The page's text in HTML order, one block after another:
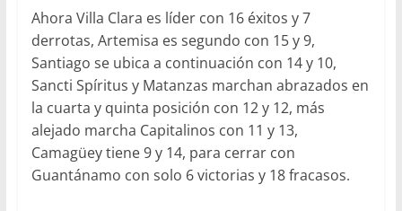
Ahora Villa Clara es líder con 16 éxitos y 7
derrotas, Artemisa es segundo con 15 y 9,
Santiago se ubica a continuación con 14 y 10,
Sancti Spíritus y Matanzas marchan abrazados en
la cuarta y quinta posición con 12 y 12, más
alejado marcha Capitalinos con 11 y 13,
Camagüey tiene 9 y 14, para cerrar con
Guantánamo con solo 6 victorias y 18 fracasos.